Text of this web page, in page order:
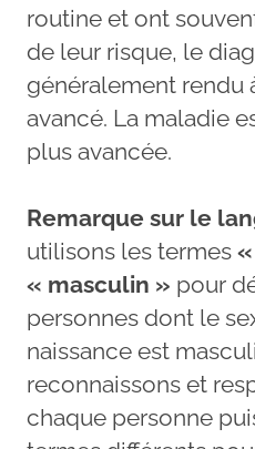
routine et ont
de leur risque, le
généralement rendu
avancé. La maladie
plus avancée.
Remarque sur le
utilisons les termes
« masculin » pour
personnes dont le
naissance est
reconnaissons et
chaque personne